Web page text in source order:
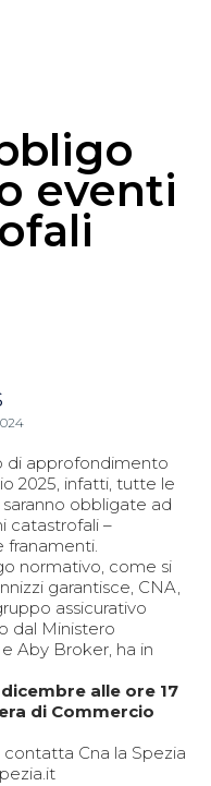
eventi
di approfondimento
2025, infatti, tutte le
obbligate ad
catastrofali –
franamenti.
normativo, come si
garantisce, CNA,
assicurativo
dal Ministero
Aby Broker, ha in
alle ore 17
di Commercio
Cna la Spezia